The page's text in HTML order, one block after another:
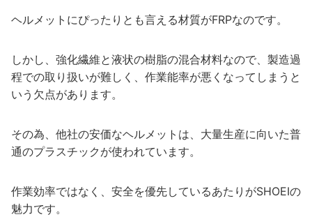
ヘルメットにぴったりとも言える材質がFRPなのです。
しかし、強化繊維と液状の樹脂の混合材料なので、製造過
程での取り扱いが難しく、作業能率が悪くなってしまうと
いう欠点があります。
その為、他社の安価なヘルメットは、大量生産に向いた普
通のプラスチックが使われています。
作業効率ではなく、安全を優先しているあたりがSHOEIの
魅力です。